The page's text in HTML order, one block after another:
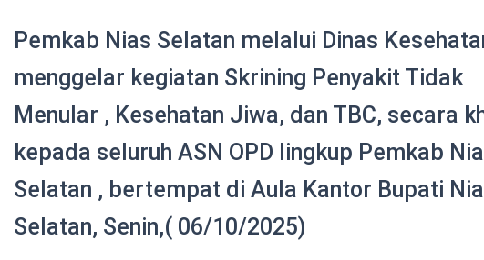
Pemkab Nias Selatan melalui Dinas
menggelar kegiatan Skrining Penyakit Tidak
Menular , Kesehatan Jiwa, dan TBC, secara
kepada seluruh ASN OPD lingkup Pemkab
Selatan , bertempat di Aula Kantor Bupati
Selatan, Senin,( 06/10/2025)